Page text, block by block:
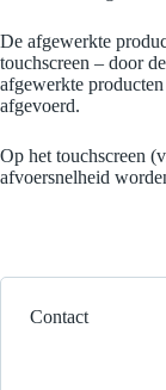
De afgewerkte
touchscreen – door
afgewerkte
afgevoerd.
Op het touchscreen
afvoersnelheid
Contact